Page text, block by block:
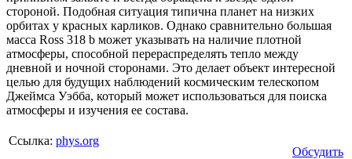
стороной. Подобная ситуация типична планет на низких
орбитах у красных карликов. Однако сравнительно большая
масса Ross 318 b может указывать на наличие плотной
атмосферы, способной перераспределять тепло между
дневной и ночной сторонами. Это делает объект интересной
целью для будущих наблюдений космическим телескопом
Джеймса Уэбба, который может использоваться для поиска
атмосферы и изучения ее состава.
Ссылка: phys.org
Обсудить